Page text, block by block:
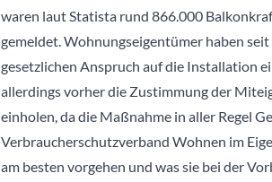
waren laut Statista rund 866.000
gemeldet. Wohnungseigentümer haben
gesetzlichen Anspruch auf die Installation
allerdings vorher die Zustimmung der
einholen, da die Maßnahme in aller Regel
Verbraucherschutzverband Wohnen im
am besten vorgehen und was sie bei der